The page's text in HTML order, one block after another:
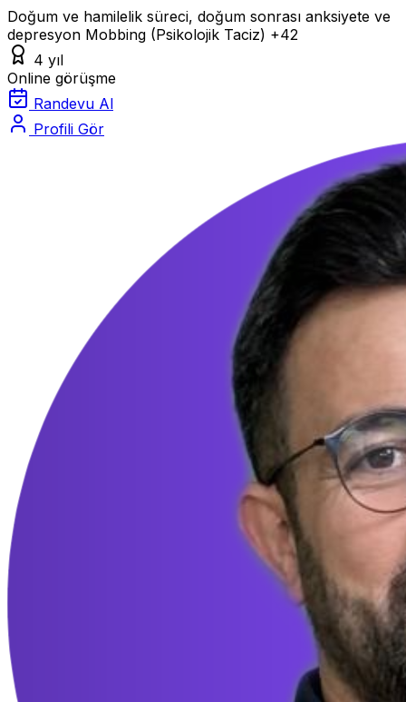
Doğum ve hamilelik süreci, doğum sonrası anksiyete ve
depresyon Mobbing (Psikolojik Taciz) +42
4 yıl
Online görüşme
Randevu Al
Profili Gör